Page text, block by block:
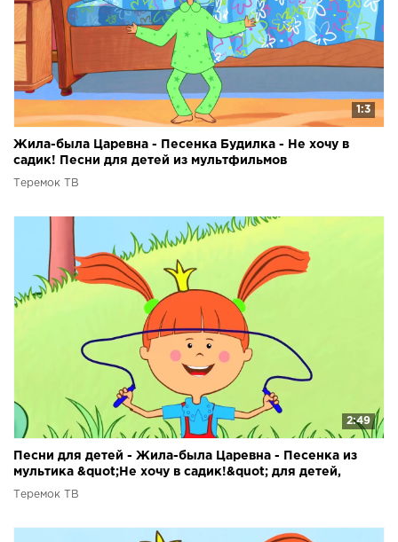
1:3
Жила-была Царевна - Песенка Будилка - Не хочу в
садик! Песни для детей из мультфильмов
Теремок ТВ
2:49
Песни для детей - Жила-была Царевна - Песенка из
мультика &quot;Не хочу в садик!&quot; для детей,
малышей
Теремок ТВ